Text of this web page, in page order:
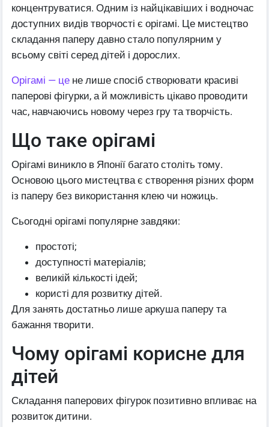
концентруватися. Одним із найцікавіших і водночас
доступних видів творчості є орігамі. Це мистецтво
складання паперу давно стало популярним у
всьому світі серед дітей і дорослих.
Орігамі — це не лише спосіб створювати красиві
паперові фігурки, а й можливість цікаво проводити
час, навчаючись новому через гру та творчість.
Що таке орігамі
Орігамі виникло в Японії багато століть тому.
Основою цього мистецтва є створення різних форм
із паперу без використання клею чи ножиць.
Сьогодні орігамі популярне завдяки:
простоті;
доступності матеріалів;
великій кількості ідей;
користі для розвитку дітей.
Для занять достатньо лише аркуша паперу та
бажання творити.
Чому орігамі корисне для
дітей
Складання паперових фігурок позитивно впливає на
розвиток дитини.